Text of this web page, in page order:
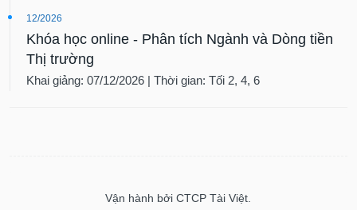
12/2026
Khóa học online - Phân tích Ngành và Dòng tiền
Thị trường
Khai giảng: 07/12/2026 | Thời gian: Tối 2, 4, 6
Vận hành bởi CTCP Tài Việt.